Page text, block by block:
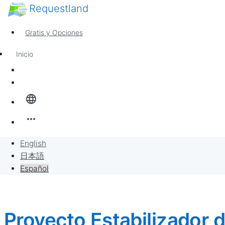
Requestland
Gratis y Opciones
Noticias
language
more_horiz
English
日本語
Español
Inicio
Vender por solicitudes
Proyecto
Cualquiera puede participar
Sobre Peace and Passion
Proyecto Estabilizador